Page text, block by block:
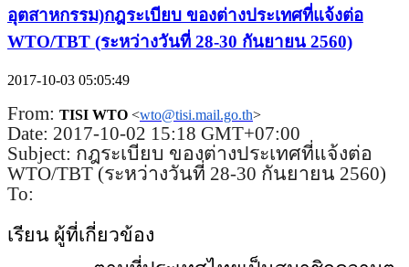
อุตสาหกรรม)กฎระเบียบ ของต่างประเทศที่แจ้งต่อ
WTO/TBT (ระหว่างวันที่ 28-30 กันยายน 2560)
2017-10-03 05:05:49
From: TISI WTO <wto@tisi.mail.go.th>
Date: 2017-10-02 15:18 GMT+07:00
Subject: กฎระเบียบ ของต่างประเทศที่แจ้งต่อ
WTO/TBT (ระหว่างวันที่ 28-30 กันยายน 2560)
To:
เรียน ผู้ที่เกี่ยวข้อง